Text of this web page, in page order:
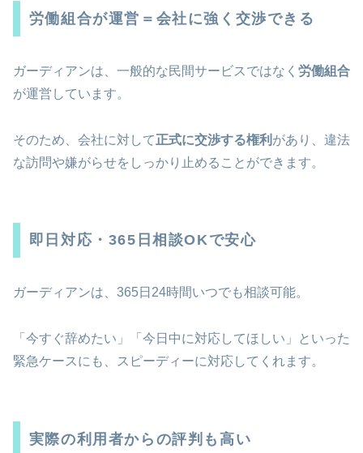
労働組合が運営＝会社に強く交渉できる
ガーディアンは、一般的な民間サービスではなく 労働組合
が運営しています。
そのため、会社に対して正式に交渉する権利 があり、違法
な訪問や嫌がらせをしっかり止めることができます。
即日対応・365日相談OKで安心
ガーディアンは、365日24時間いつでも相談可能。
「今すぐ辞めたい」「今日中に対応してほしい」といった
緊急ケースにも、スピーディーに対応してくれます。
実際の利用者からの評判も高い